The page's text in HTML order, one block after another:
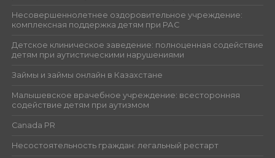
Несовершеннолетнее оздоровительное учреждение:
комплексная поддержка детям при РАС
Детское клиническое заведение: полноценная содействие
детям при аутистическими нарушениями
Займы и займы онлайн в Казахстане
Малышевское врачебное учреждение: всесторонняя
содействие детям при аутизмом
Canada PR
Несостоятельность граждан: легальный рестарт